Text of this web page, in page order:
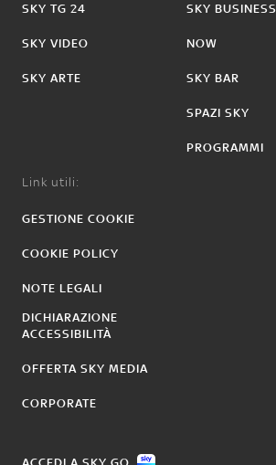
SKY TG 24
SKY VIDEO
SKY ARTE
SKY BUSINESS
NOW
SKY BAR
SPAZI SKY
PROGRAMMI
Link utili:
GESTIONE COOKIE
COOKIE POLICY
NOTE LEGALI
DICHIARAZIONE
ACCESSIBILITÀ
OFFERTA SKY MEDIA
CORPORATE